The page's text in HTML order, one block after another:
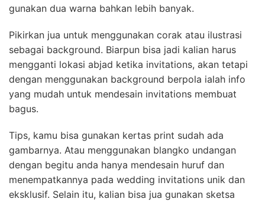
gunakan dua warna bahkan lebih banyak.
Pikirkan jua untuk menggunakan corak atau ilustrasi
sebagai background. Biarpun bisa jadi kalian harus
mengganti lokasi abjad ketika invitations, akan tetapi
dengan menggunakan background berpola ialah info
yang mudah untuk mendesain invitations membuat
bagus.
Tips, kamu bisa gunakan kertas print sudah ada
gambarnya. Atau menggunakan blangko undangan
dengan begitu anda hanya mendesain huruf dan
menempatkannya pada wedding invitations unik dan
eksklusif. Selain itu, kalian bisa jua gunakan sketsa